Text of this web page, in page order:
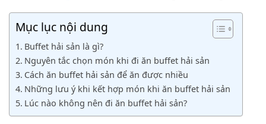
Mục lục nội dung
Buffet hải sản là gì?
Nguyên tắc chọn món khi đi ăn buffet hải sản
Cách ăn buffet hải sản để ăn được nhiều
Những lưu ý khi kết hợp món khi ăn buffet hải sản
Lúc nào không nên đi ăn buffet hải sản?